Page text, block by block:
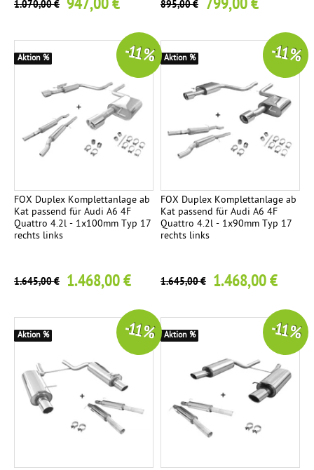
1.070,00 € 947,00 € 895,00 € 799,00 €
FOX Duplex Komplettanlage ab
Kat passend für Audi A6 4F
Quattro 4.2l - 1x100mm Typ 17
rechts links
1.645,00 € 1.468,00 €
-11 %
Aktion %
FOX Duplex Komplettanlage ab
Kat passend für Audi A6 4F
Quattro 4.2l - 1x90mm Typ 17
rechts links
1.645,00 € 1.468,00 €
-11 %
Aktion %
-11 %
Aktion % -11 %
Aktion %